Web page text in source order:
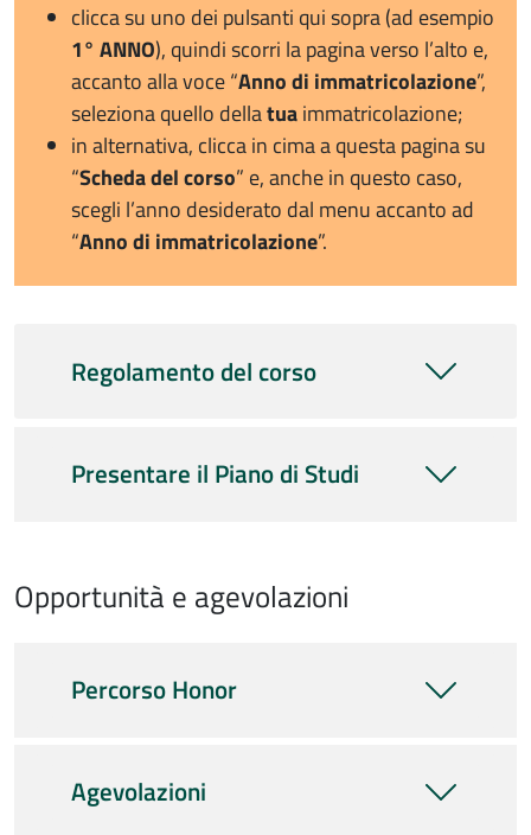
clicca su uno dei pulsanti qui sopra (ad esempio
1° ANNO), quindi scorri la pagina verso l’alto e,
accanto alla voce “Anno di immatricolazione”,
seleziona quello dellatuaimmatricolazione;
in alternativa, clicca in cima a questa pagina su
“Scheda del corso” e, anche in questo caso,
scegli l’anno desiderato dal menu accanto ad
“Anno di immatricolazione”.
Regolamento del corso
Presentare il Piano di Studi
Opportunità e agevolazioni
Percorso Honor
Agevolazioni